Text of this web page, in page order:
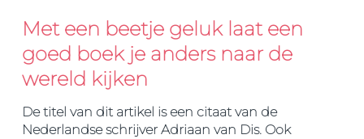
Met een beetje geluk laat een
goed boek je anders naar de
wereld kijken
De titel van dit artikel is een citaat van de
Nederlandse schrijver Adriaan van Dis. Ook